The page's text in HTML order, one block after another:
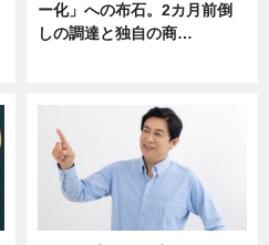
ー化」への布石。2カ月前倒
しの調達と独自の商…